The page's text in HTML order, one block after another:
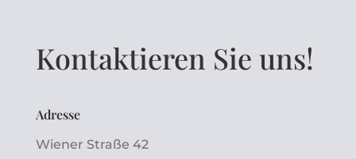
Kontaktieren Sie uns!
Adresse
Wiener Straße 42